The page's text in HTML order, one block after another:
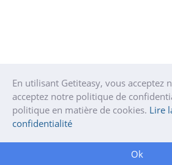
En utilisant Getiteasy, vous acceptez
acceptez notre politique de
politique en matière de cookies. Lire
confidentialité
Ok